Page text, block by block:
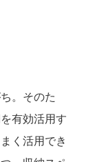
。そのた
有効活用す
く活用でき